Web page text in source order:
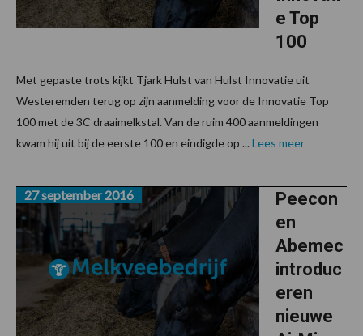
e Top
100
Met gepaste trots kijkt Tjark Hulst van Hulst Innovatie uit
Westeremden terug op zijn aanmelding voor de Innovatie Top
100 met de 3C draaimelkstal. Van de ruim 400 aanmeldingen
kwam hij uit bij de eerste 100 en eindigde op ... Lees meer
Peecon
en
Abemec
introduc
eren
nieuwe
27 september 2016